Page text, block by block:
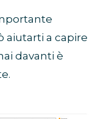
aiutarti a capire
davanti è